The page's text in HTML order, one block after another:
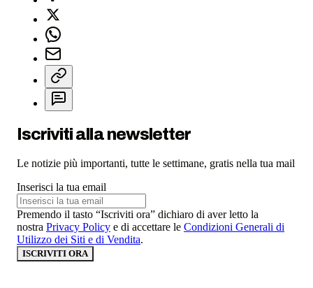
Iscriviti alla newsletter
Le notizie più importanti, tutte le settimane, gratis nella tua mail
Inserisci la tua email
Premendo il tasto “Iscriviti ora” dichiaro di aver letto la
nostra Privacy Policy e di accettare le Condizioni Generali di
Utilizzo dei Siti e di Vendita.
ISCRIVITI ORA